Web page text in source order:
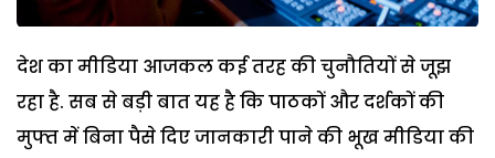
देश का मीडिया आजकल कई तरह की चुनौतियों से जूझ
रहा है. सब से बड़ी बात यह है कि पाठकों और दर्शकों की
मुफ्त में बिना पैसे दिए जानकारी पाने की भूख मीडिया की